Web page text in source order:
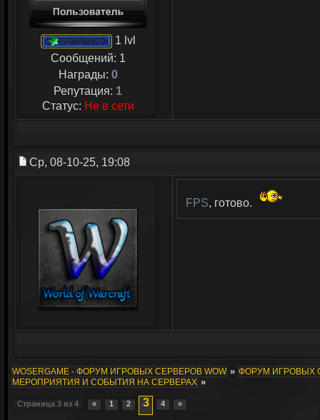
1 lvl
Сообщений: 1
Награды: 0
Репутация: 1
Статус: Не в сети
Ср, 08-10-25, 19:08
FPS, готово.
WOSERGAME - ФОРУМ ИГРОВЫХ СЕРВЕРОВ WOW » ФОРУМ ИГРОВЫХ
МЕРОПРИЯТИЯ И СОБЫТИЯ НА СЕРВЕРАХ »
Страница 3 из 4 « 1 2 3 4 »